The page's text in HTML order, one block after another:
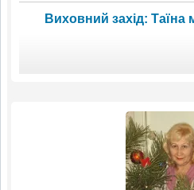
Виховний захід: Таїна